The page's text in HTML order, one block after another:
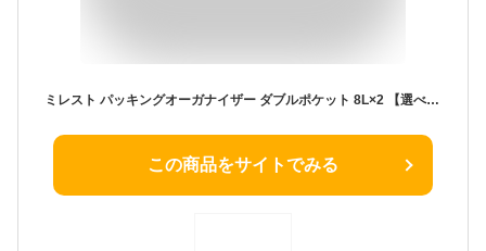
ミレスト パッキングオーガナイザー ダブルポケット 8L×2 【選べる特典付】 MILESTO トラベルポーチ 大容量 旅行用 撥水 軽量 衣類圧縮 仕分け 収納ケース 小物整理 下着収納 便利グッズ ビジネス 通勤 通学 出張 海外 メンズ レディース 新生活 プレゼント ギフト
この商品をサイトでみる